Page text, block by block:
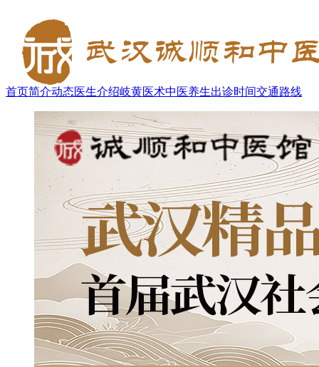
首页简介动态医生介绍岐黄医术中医养生出诊时间交通路线